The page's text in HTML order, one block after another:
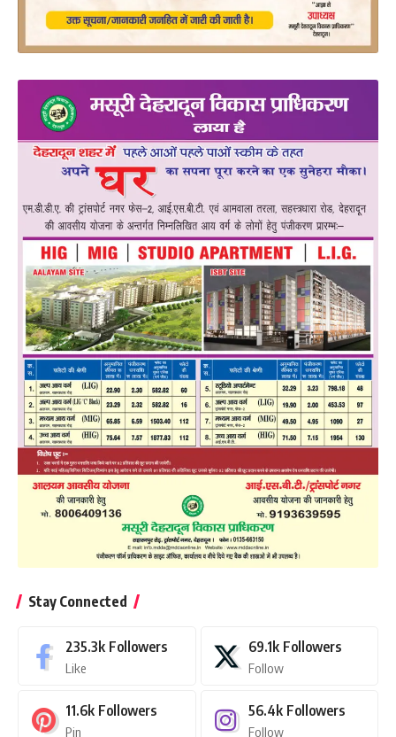
Stay Connected
235.3k Followers
Like
69.1k Followers
Follow
11.6k Followers
Pin
56.4k Followers
Follow